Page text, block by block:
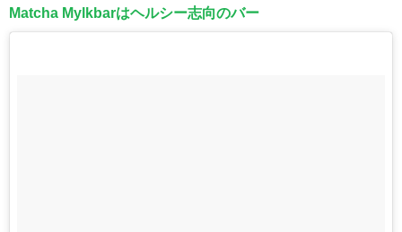
Matcha Mylkbarはヘルシー志向のバー